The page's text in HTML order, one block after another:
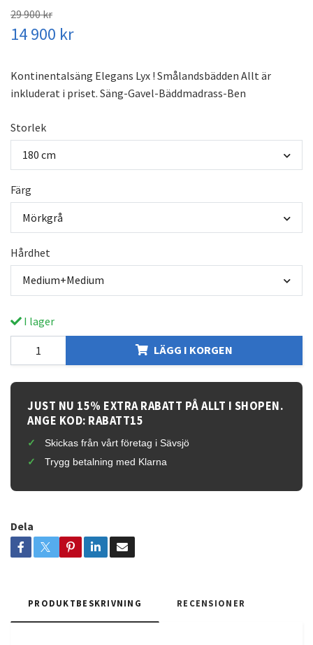
29 900 kr
14 900 kr
Kontinentalsäng Elegans Lyx ! Smålandsbädden Allt är
inkluderat i priset. Säng-Gavel-Bäddmadrass-Ben
Storlek
180 cm
Färg
Mörkgrå
Hårdhet
Medium+Medium
I lager
LÄGG I KORGEN
JUST NU 15% EXTRA RABATT PÅ ALLT I SHOPEN.
ANGE KOD: RABATT15
Skickas från vårt företag i Sävsjö
Trygg betalning med Klarna
Dela
PRODUKTBESKRIVNING RECENSIONER